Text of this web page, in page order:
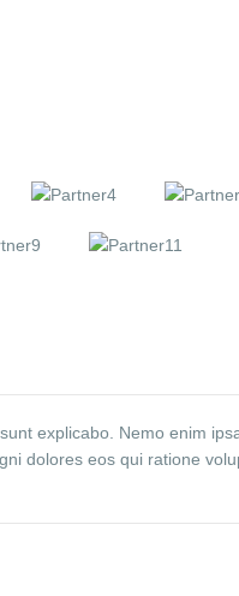
explicabo. Nemo enim
dolores eos qui ratione